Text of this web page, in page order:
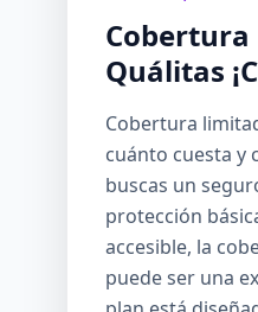
Quálitas
Cobertura
cuánto cuesta y
buscas un
protección
accesible, la
puede ser una